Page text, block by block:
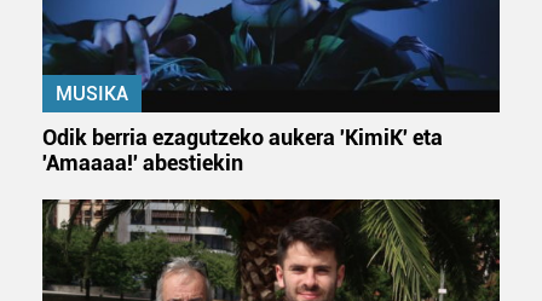
irakurri
MUSIKA
Odik berria ezagutzeko aukera 'KimiK' eta
'Amaaaa!' abestiekin